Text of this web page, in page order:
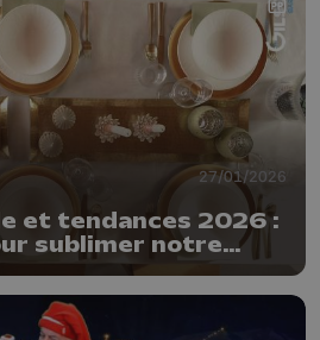
27/01/2026
et tendances 2026 :
sublimer notre